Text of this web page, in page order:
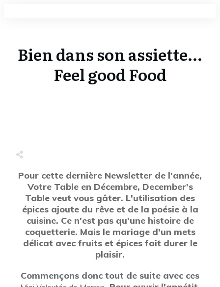
Bien dans son assiette...
Feel good Food
Pour cette dernière Newsletter de l'année,
Votre Table en Décembre, December's
Table veut vous gâter. L'utilisation des
épices ajoute du rêve et de la poésie à la
cuisine. Ce n'est pas qu'une histoire de
coquetterie. Mais le mariage d'un mets
délicat avec fruits et épices fait durer le
plaisir.
Commençons donc tout de suite avec ces